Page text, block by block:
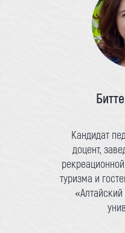
Кандидат
доцент,
туризма и